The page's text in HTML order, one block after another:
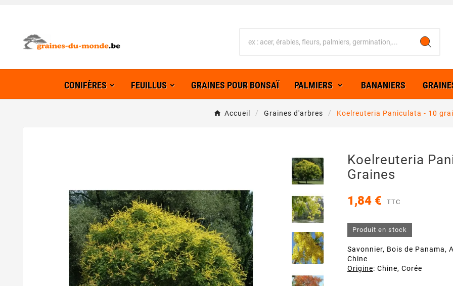
CONIFÈRES FEUILLUS GRAINES POUR BONSAÏ PALMIERS BANANIERS
Accueil Graines d'arbres Koelreuteria Paniculata - 10
Koelreuteria
Graines
1,84 € TTC
Produit en stock
Savonnier, Bois de Panama,
Chine
Origine: Chine, Corée